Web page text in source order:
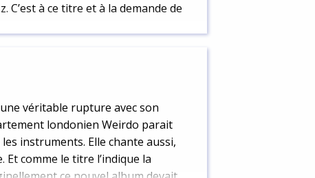
à ce titre et à la demande de
véritable rupture avec son
londonien Weirdo parait
instruments. Elle chante aussi,
comme le titre l’indique la